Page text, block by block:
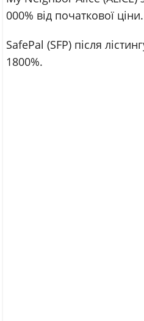
000% від початкової ціни.
SafePal (SFP) після
1800%.